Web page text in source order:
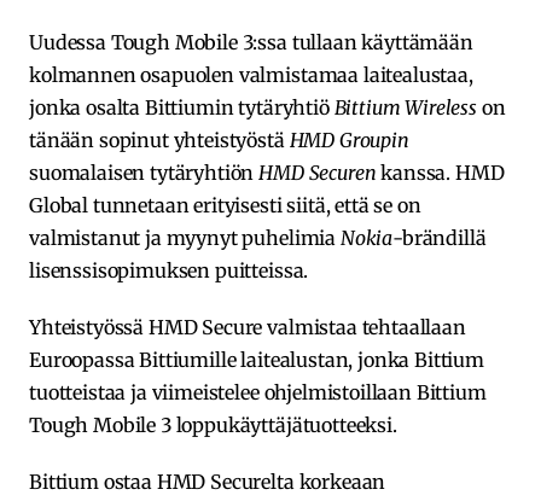
Uudessa Tough Mobile 3:ssa tullaan käyttämään
kolmannen osapuolen valmistamaa laitealustaa,
jonka osalta Bittiumin tytäryhtiö Bittium Wireless on
tänään sopinut yhteistyöstä HMD Groupin
suomalaisen tytäryhtiönHMD Securen kanssa. HMD
Global tunnetaan erityisesti siitä, että se on
valmistanut ja myynyt puhelimia Nokia-brändillä
lisenssisopimuksen puitteissa.
Yhteistyössä HMD Secure valmistaa tehtaallaan
Euroopassa Bittiumille laitealustan, jonka Bittium
tuotteistaa ja viimeistelee ohjelmistoillaan Bittium
Tough Mobile 3 loppukäyttäjätuotteeksi.
Bittium ostaa HMD Securelta korkeaan